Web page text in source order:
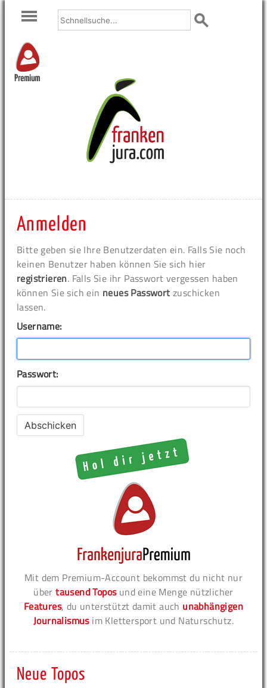
Premium
Anmelden
Bitte geben sie Ihre Benutzerdaten ein. Falls Sie noch
keinen Benutzer haben können Sie sich hier
registrieren. Falls Sie ihr Passwort vergessen haben
können Sie sich ein neues Passwort zuschicken
lassen.
Username:
Passwort:
Mit dem Premium-Account bekommst du nicht nur
übertausend Toposund eine Menge nützlicher
Features, du unterstützt damit auch unabhängigen
Journalismusim Klettersport und Naturschutz.
Neue Topos